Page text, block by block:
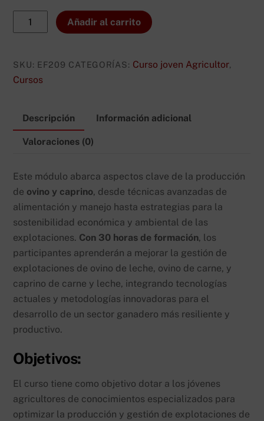
Curso
ganadería
y
caprina
Añadir al carrito
SKU: EF209 CATEGORÍAS: Curso joven Agricultor,
Cursos
Descripción Información adicional
Valoraciones (0)
Este módulo abarca aspectos clave de la producción
de ovino y caprino, desde técnicas avanzadas de
alimentación y manejo hasta estrategias para la
sostenibilidad económica y ambiental de las
explotaciones. Con 30 horas de formación, los
participantes aprenderán a mejorar la gestión de
explotaciones de ovino de leche, ovino de carne, y
caprino de carne y leche, integrando tecnologías
actuales y metodologías innovadoras para el
desarrollo de un sector ganadero más resiliente y
productivo.
Objetivos:
El curso tiene como objetivo dotar a los jóvenes
agricultores de conocimientos especializados para
optimizar la producción y gestión de explotaciones de